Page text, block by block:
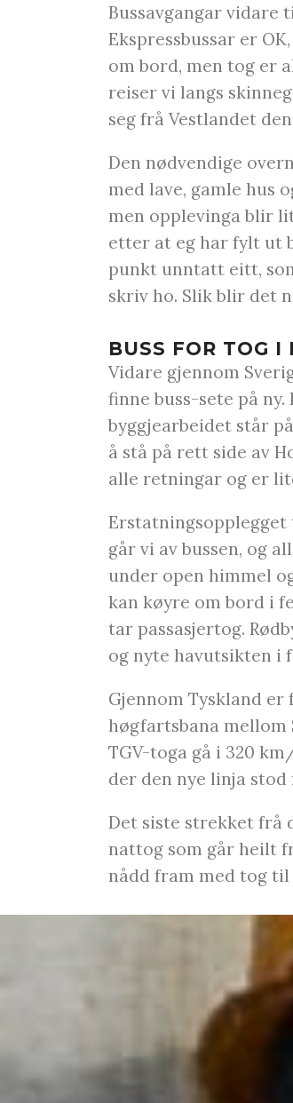
Bussavgangar vidare
Ekspressbussar er
om bord, men tog er
reiser vi langs
seg frå Vestlandet
Den nødvendige
med lave, gamle hus
men opplevinga blir
etter at eg har fylt ut
punkt unntatt eitt,
skriv ho. Slik blir det
BUSS FOR TOG I
Vidare gjennom
finne buss-sete på
byggjearbeidet står
å stå på rett side av
alle retningar og er
Erstatningsopplegget
går vi av bussen, og
under open himmel
kan køyre om bord i
tar passasjertog.
og nyte havutsikten i
Gjennom Tyskland er
høgfartsbana mellom
TGV-toga gå i 320
der den nye linja stod
Det siste strekket frå
nattog som går heilt
nådd fram med tog til